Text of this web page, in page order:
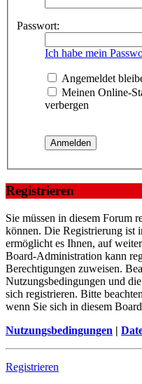
Passwort:
Ich habe mein
Angemeldet
Meinen Online-
verbergen
Registrieren
Sie müssen in diesem Forum
können. Die Registrierung ist
ermöglicht es Ihnen, auf
Board-Administration kann
Berechtigungen zuweisen.
Nutzungsbedingungen und
sich registrieren. Bitte
wenn Sie sich in diesem
Nutzungsbedingungen |
Registrieren